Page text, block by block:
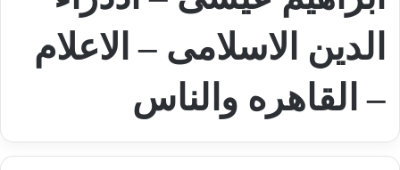
الدين الاسلامى – الاعلام
– القاهره والناس